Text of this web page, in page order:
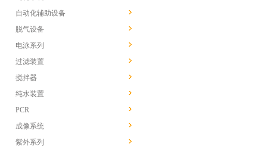
自动化辅助设备
脱气设备
电泳系列
过滤装置
搅拌器
纯水装置
PCR
成像系统
紫外系列